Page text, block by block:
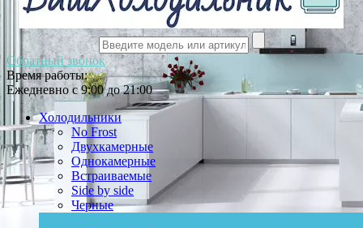
Обратный звонок
Время работы:
Ежедневно с 9:00 до 21:00
Холодильники
No Frost
Двухкамерные
Однокамерные
Встраиваемые
Side by side
Черные